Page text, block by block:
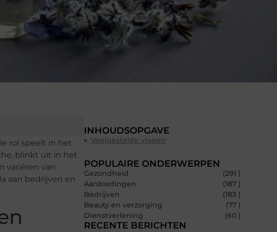
rol speelt in het
blinkt uit in het
variëren van
aan bedrijven en
INHOUDSOPGAVE
Veelgestelde vragen
POPULAIRE ONDERWERPEN
Gezondheid
(291 )
Aanbiedingen
(187 )
Bedrijven
(183 )
Beauty en verzorging
(77 )
Dienstverlening
(60 )
RECENTE BERICHTEN